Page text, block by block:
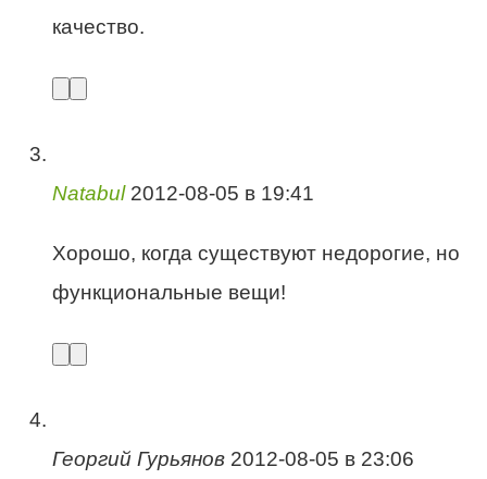
качество.
Natabul 2012-08-05 в 19:41
Хорошо, когда существуют недорогие, но
функциональные вещи!
Георгий Гурьянов 2012-08-05 в 23:06